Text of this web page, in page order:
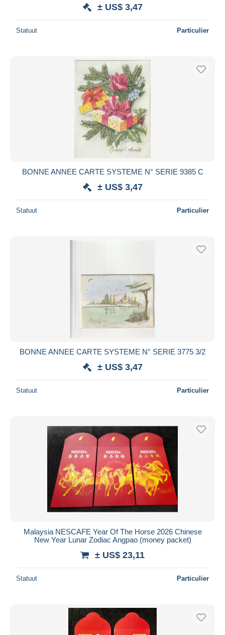
± US$ 3,47
Statuut Particulier
BONNE ANNEE CARTE SYSTEME N° SERIE 9385 C
± US$ 3,47
Statuut Particulier
BONNE ANNEE CARTE SYSTEME N° SERIE 3775 3/2
± US$ 3,47
Statuut Particulier
Malaysia NESCAFE Year Of The Horse 2026 Chinese
New Year Lunar Zodiac Angpao (money packet)
± US$ 23,11
Statuut Particulier